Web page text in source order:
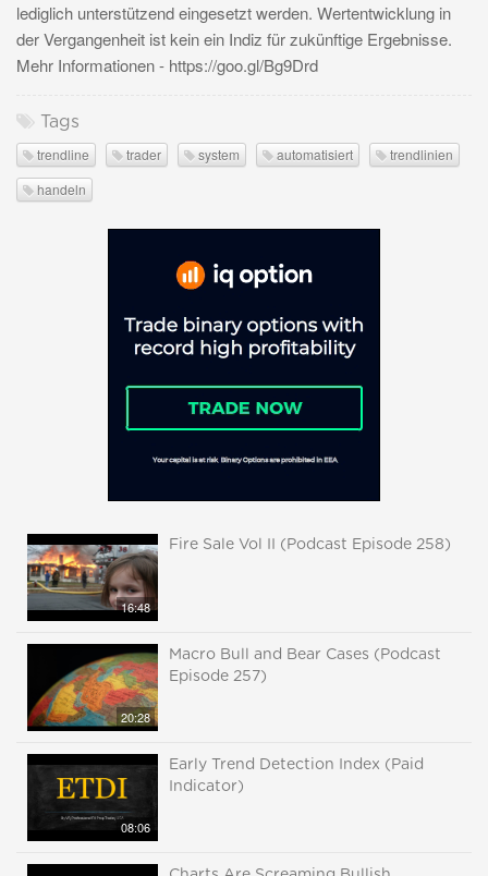
lediglich unterstützend eingesetzt werden. Wertentwicklung in
der Vergangenheit ist kein ein Indiz für zukünftige Ergebnisse.
Mehr Informationen - https://goo.gl/Bg9Drd
Tags
trendline trader system automatisiert
trendlinien
handeln
16:48
Fire Sale Vol II (Podcast Episode 258)
20:28
Macro Bull and Bear Cases (Podcast
Episode 257)
08:06
Early Trend Detection Index (Paid
Indicator)